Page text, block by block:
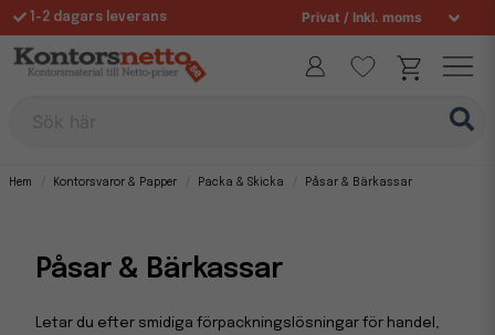
Fri frakt över 995 kr
Hem Kontorsvaror & Papper Packa & Skicka Påsar & Bärkassar
Påsar & Bärkassar
Letar du efter smidiga förpackningslösningar för handel,